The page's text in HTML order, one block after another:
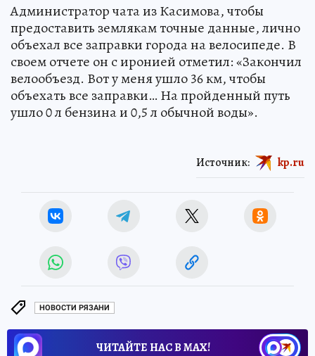
Администратор чата из Касимова, чтобы
предоставить землякам точные данные, лично
объехал все заправки города на велосипеде. В
своем отчете он с иронией отметил: «Закончил
велообъезд. Вот у меня ушло 36 км, чтобы
объехать все заправки… На пройденный путь
ушло 0 л бензина и 0,5 л обычной воды».
Источник: kp.ru
НОВОСТИ РЯЗАНИ
ЧИТАЙТЕ НАС В МАХ!